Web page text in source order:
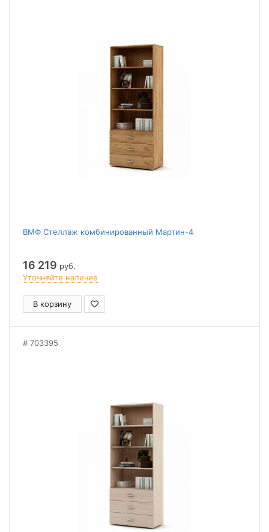
ВМФ Стеллаж комбинированный Мартин-4
16 219 руб.
Уточняйте наличие
В корзину
703395